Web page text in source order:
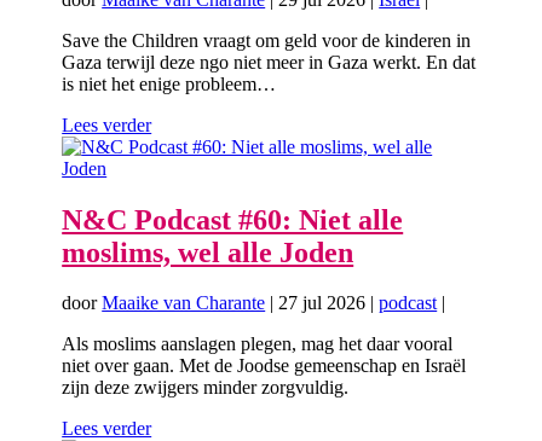
Save the Children vraagt om geld voor de kinderen in
Gaza terwijl deze ngo niet meer in Gaza werkt. En dat
is niet het enige probleem…
Lees verder
N&C Podcast #60: Niet alle
moslims, wel alle Joden
doorMaaike van Charante |27 jul 2026 |podcast|
Als moslims aanslagen plegen, mag het daar vooral
niet over gaan. Met de Joodse gemeenschap en Israël
zijn deze zwijgers minder zorgvuldig.
Lees verder